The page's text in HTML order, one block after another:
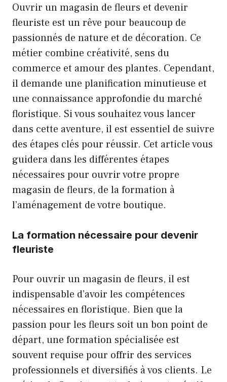
Ouvrir un magasin de fleurs et devenir
fleuriste est un rêve pour beaucoup de
passionnés de nature et de décoration. Ce
métier combine créativité, sens du
commerce et amour des plantes. Cependant,
il demande une planification minutieuse et
une connaissance approfondie du marché
floristique. Si vous souhaitez vous lancer
dans cette aventure, il est essentiel de suivre
des étapes clés pour réussir. Cet article vous
guidera dans les différentes étapes
nécessaires pour ouvrir votre propre
magasin de fleurs, de la formation à
l’aménagement de votre boutique.
La formation nécessaire pour devenir
fleuriste
Pour ouvrir un magasin de fleurs, il est
indispensable d’avoir les compétences
nécessaires en floristique. Bien que la
passion pour les fleurs soit un bon point de
départ, une formation spécialisée est
souvent requise pour offrir des services
professionnels et diversifiés à vos clients. Le